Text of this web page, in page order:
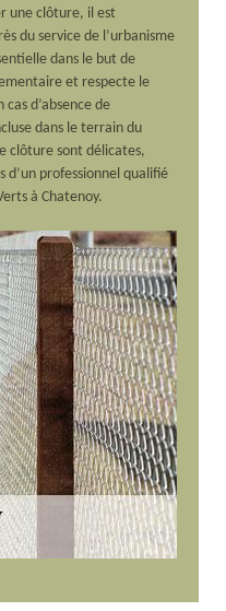
une clôture, il est
du service de l’urbanisme
dans le but de
et respecte le
cas d’absence de
dans le terrain du
clôture sont délicates,
d’un professionnel qualifié
à Chatenoy.